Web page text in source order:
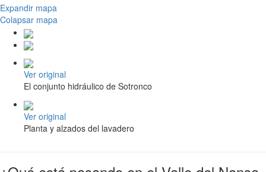
Expandir mapa
Colapsar mapa
Ver original
El conjunto hidráulico de Sotronco
Ver original
Planta y alzados del lavadero